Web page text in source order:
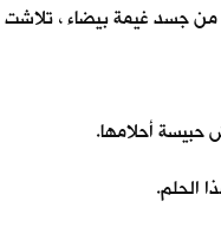
جسد غيمة بيضاء ،
حبيسة أحلامها.
الحلم.